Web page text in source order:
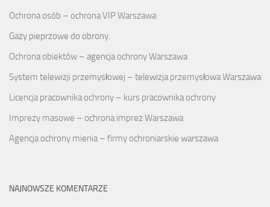
Ochrona osób – ochrona VIP Warszawa
Gazy pieprzowe do obrony.
Ochrona obiektów – agencja ochrony Warszawa
System telewizji przemysłowej – telewizja przemysłowa Warszawa
Licencja pracownika ochrony – kurs pracownika ochrony
Imprezy masowe – ochrona imprez Warszawa
Agencja ochrony mienia – firmy ochroniarskie warszawa
NAJNOWSZE KOMENTARZE